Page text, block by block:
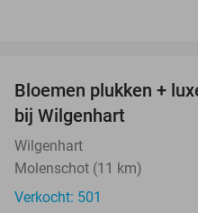
Bloemen plukken +
bij Wilgenhart
Wilgenhart
Molenschot (11 km)
Verkocht: 501